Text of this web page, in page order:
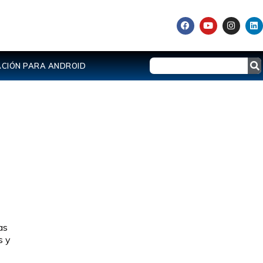
PARA ANDROID
y